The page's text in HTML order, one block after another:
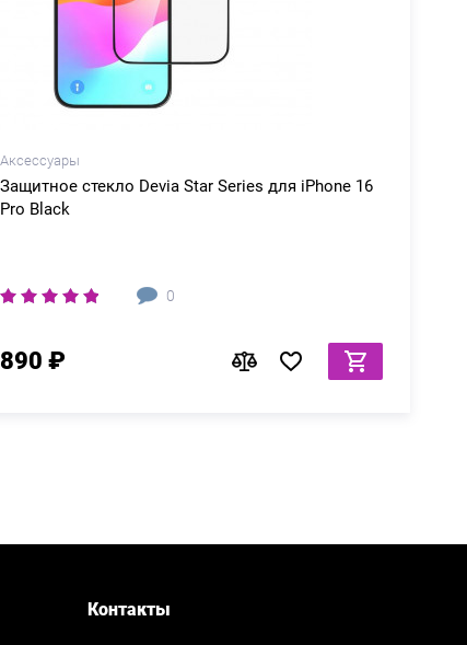
Аксессуары
Защитное стекло Devia Star Series для iPhone 16
Pro Black
0
890 ₽
Контакты